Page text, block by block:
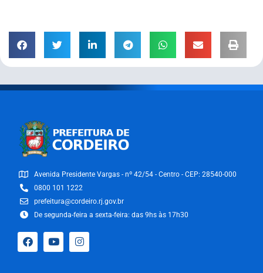
Avenida Presidente Vargas - nº 42/54 - Centro - CEP: 28540-000
0800 101 1222
prefeitura@cordeiro.rj.gov.br
De segunda-feira a sexta-feira: das 9hs às 17h30